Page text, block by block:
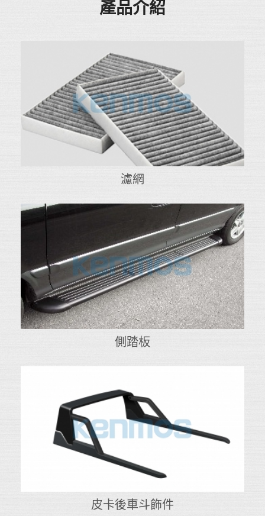
產品介紹
濾網
側踏板
皮卡後車斗飾件